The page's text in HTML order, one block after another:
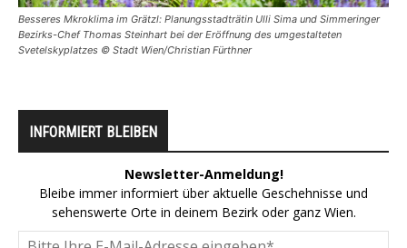
Besseres Mkroklima im Grätzl: Planungsstadträtin Ulli Sima und Simmeringer
Bezirks-Chef Thomas Steinhart bei der Eröffnung des umgestalteten
Svetelskyplatzes © Stadt Wien/Christian Fürthner
INFORMIERT BLEIBEN
Newsletter-Anmeldung!
Bleibe immer informiert über aktuelle Geschehnisse und
sehenswerte Orte in deinem Bezirk oder ganz Wien.